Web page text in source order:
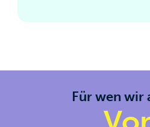
Für wen wir